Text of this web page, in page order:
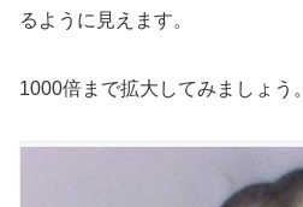
るように見えます。
1000倍まで拡大してみましょう。